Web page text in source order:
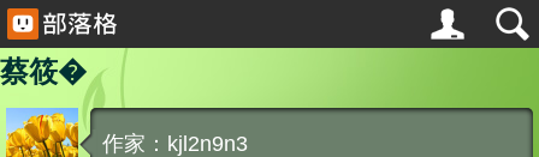
蔡筱�
作家：kjl2n9n3